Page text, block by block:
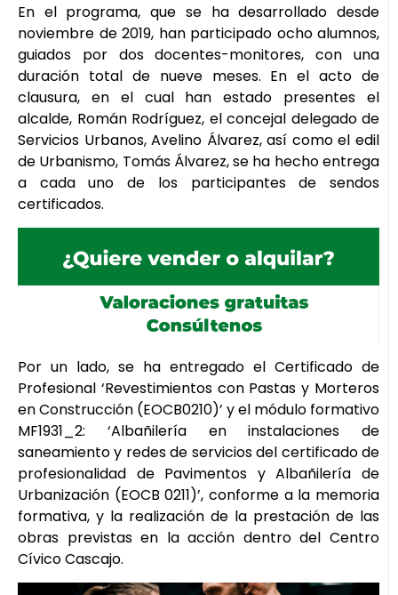
En el programa, que se ha desarrollado desde
noviembre de 2019, han participado ocho alumnos,
guiados por dos docentes-monitores, con una
duración total de nueve meses. En el acto de
clausura, en el cual han estado presentes el
alcalde, Román Rodríguez, el concejal delegado de
Servicios Urbanos, Avelino Álvarez, así como el edil
de Urbanismo, Tomás Álvarez, se ha hecho entrega
a cada uno de los participantes de sendos
certificados.
Por un lado, se ha entregado el Certificado de
Profesional ‘Revestimientos con Pastas y Morteros
en Construcción (EOCB0210)’ y el módulo formativo
MF1931_2: ‘Albañilería en instalaciones de
saneamiento y redes de servicios del certificado de
profesionalidad de Pavimentos y Albañilería de
Urbanización (EOCB 0211)’, conforme a la memoria
formativa, y la realización de la prestación de las
obras previstas en la acción dentro del Centro
Cívico Cascajo.